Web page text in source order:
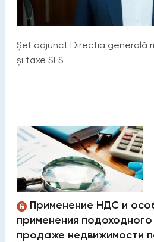
Șef adjunct Direcția generală
și taxe SFS
Применение НДС и
применения
продаже недвижимости